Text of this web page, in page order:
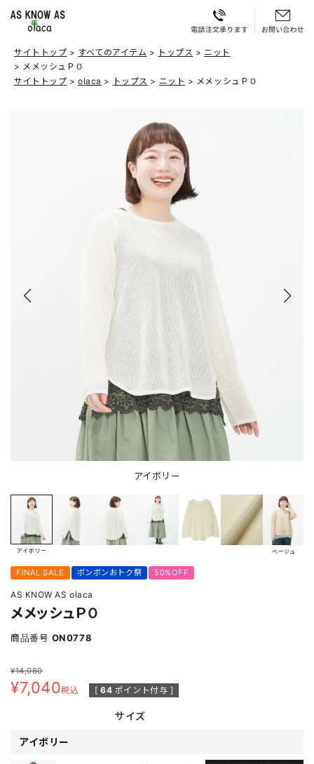
サイトトップ すべてのアイテム トップス
ニット
メメッシュＰＯ
サイトトップ
olaca トップス ニット メメッシュＰＯ
アイボリー
アイボリー ベージュ
FINAL SALE ボンボンおトク祭 50%OFF
AS KNOW AS olaca
メメッシュＰＯ
商品番号 ON0778
¥14,080
¥7,040税込 [ 64 ポイント付与 ]
サイズ
アイボリー